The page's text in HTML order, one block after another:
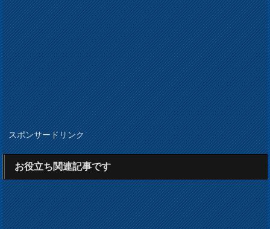
スポンサードリンク
お役立ち関連記事です